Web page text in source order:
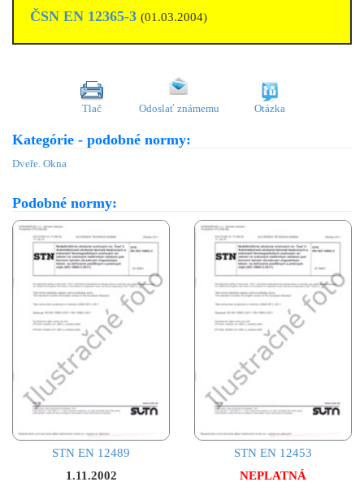
ČSN EN 12365-3 (01.03.2004)
Tlač Odoslať známemu Otázka
Kategórie - podobné normy:
Dveře. Okna
Podobné normy:
STN EN 12489
1.11.2002
STN EN 12453
NEPLATNÁ